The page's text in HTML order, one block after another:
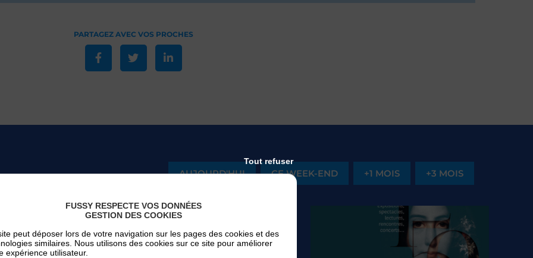
AUJOURD'HUI CE WEEK-END +1 MOIS +3 MOIS
FUSSY RESPECTE VOS DONNÉES
GESTION DES COOKIES
peut déposer lors de votre navigation sur les pages des cookies et des
similaires. Nous utilisons des cookies sur ce site pour améliorer
expérience utilisateur.
Tout refuser